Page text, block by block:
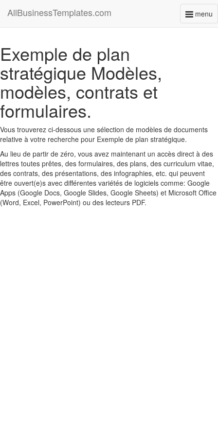
menu
AllBusinessTemplates.com
Exemple de plan
stratégique Modèles,
modèles, contrats et
formulaires.
Vous trouverez ci-dessous une sélection de modèles de documents
relative à votre recherche pour Exemple de plan stratégique.
Au lieu de partir de zéro, vous avez maintenant un accès direct à des
lettres toutes prêtes, des formulaires, des plans, des curriculum vitae,
des contrats, des présentations, des infographies, etc. qui peuvent
être ouvert(e)s avec différentes variétés de logiciels comme: Google
Apps (Google Docs, Google Slides, Google Sheets) et Microsoft Office
(Word, Excel, PowerPoint) ou des lecteurs PDF.